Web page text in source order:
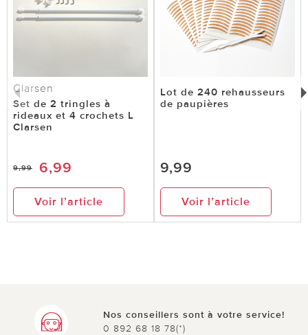
Clarsen
Set de 2 tringles à
rideaux et 4 crochets L
Clarsen
9,99 6,99
Voir l’article
Lot de 240 rehausseurs
de paupières
9,99
Voir l’article
Nos conseillers sont à votre service!
0 892 68 18 78(*)